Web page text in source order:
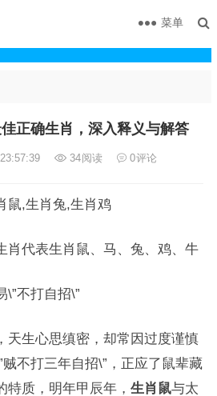
菜单
正确生肖，深入释义与解答
34阅读 0评论
鼠,生肖兔,生肖鸡
肖代表生肖鼠、马、兔、鸡、牛
\”不打自招\”
天生心思缜密，却常因过度谨慎
不打三年自招\”，正应了鼠辈藏
特质，明年甲辰年， 生肖鼠与太